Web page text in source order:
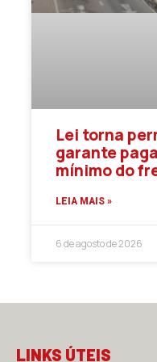
Lei torna
garante
mínimo do
LEIA MAIS »
6 de agosto de 2026
LINKS ÚTEIS